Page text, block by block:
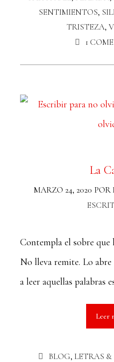
SENTIMIENTOS,
TRISTEZA,
1
La
MARZO 24, 2020 POR
Contempla el sobre que
No lleva remite. Lo abre
a leer aquellas palabras
Leer
BLOG,LETRAS &